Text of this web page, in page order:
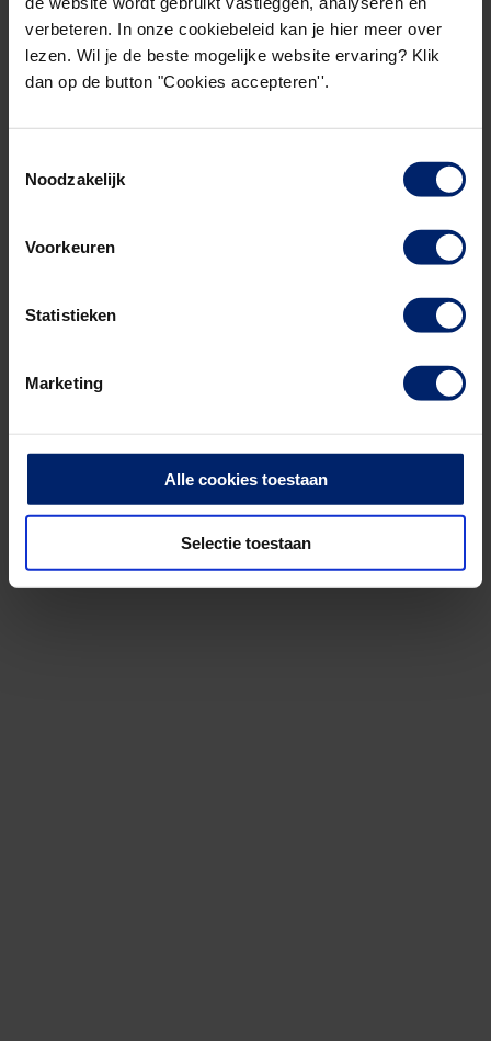
verbeteren. In onze cookiebeleid kan je hier meer over
lezen. Wil je de beste mogelijke website ervaring? Klik
dan op de button "Cookies accepteren''.
Noodzakelijk
Voorkeuren
Statistieken
Marketing
Alle cookies toestaan
Selectie toestaan